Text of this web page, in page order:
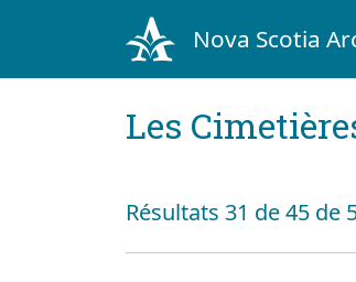
Nova Scotia
Les
Résultats 31 de 45 de